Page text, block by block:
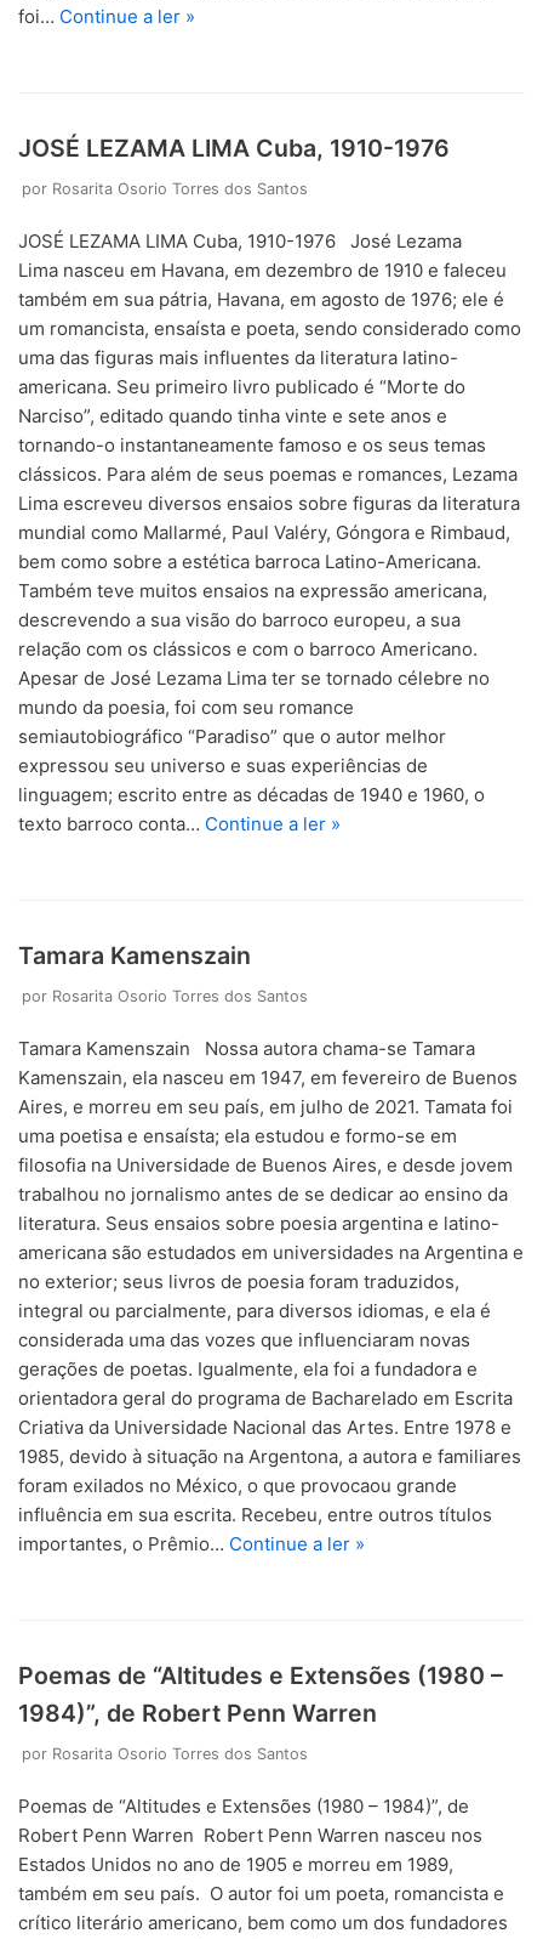
foi… Continue a ler »
JOSÉ LEZAMA LIMA Cuba, 1910-1976
por Rosarita Osorio Torres dos Santos
JOSÉ LEZAMA LIMA Cuba, 1910-1976 José Lezama
Lima nasceu em Havana, em dezembro de 1910 e faleceu
também em sua pátria, Havana, em agosto de 1976; ele é
um romancista, ensaísta e poeta, sendo considerado como
uma das figuras mais influentes da literatura latino-
americana. Seu primeiro livro publicado é “Morte do
Narciso”, editado quando tinha vinte e sete anos e
tornando-o instantaneamente famoso e os seus temas
clássicos. Para além de seus poemas e romances, Lezama
Lima escreveu diversos ensaios sobre figuras da literatura
mundial como Mallarmé, Paul Valéry, Góngora e Rimbaud,
bem como sobre a estética barroca Latino-Americana.
Também teve muitos ensaios na expressão americana,
descrevendo a sua visão do barroco europeu, a sua
relação com os clássicos e com o barroco Americano.
Apesar de José Lezama Lima ter se tornado célebre no
mundo da poesia, foi com seu romance
semiautobiográfico “Paradiso” que o autor melhor
expressou seu universo e suas experiências de
linguagem; escrito entre as décadas de 1940 e 1960, o
texto barroco conta… Continue a ler »
Tamara Kamenszain
por Rosarita Osorio Torres dos Santos
Tamara Kamenszain Nossa autora chama-se Tamara
Kamenszain, ela nasceu em 1947, em fevereiro de Buenos
Aires, e morreu em seu país, em julho de 2021. Tamata foi
uma poetisa e ensaísta; ela estudou e formo-se em
filosofia na Universidade de Buenos Aires, e desde jovem
trabalhou no jornalismo antes de se dedicar ao ensino da
literatura. Seus ensaios sobre poesia argentina e latino-
americana são estudados em universidades na Argentina e
no exterior; seus livros de poesia foram traduzidos,
integral ou parcialmente, para diversos idiomas, e ela é
considerada uma das vozes que influenciaram novas
gerações de poetas. Igualmente, ela foi a fundadora e
orientadora geral do programa de Bacharelado em Escrita
Criativa da Universidade Nacional das Artes. Entre 1978 e
1985, devido à situação na Argentona, a autora e familiares
foram exilados no México, o que provocaou grande
influência em sua escrita. Recebeu, entre outros títulos
importantes, o Prêmio… Continue a ler »
Poemas de “Altitudes e Extensões (1980 –
1984)”, de Robert Penn Warren
por Rosarita Osorio Torres dos Santos
Poemas de “Altitudes e Extensões (1980 – 1984)”, de
Robert Penn Warren Robert Penn Warren nasceu nos
Estados Unidos no ano de 1905 e morreu em 1989,
também em seu país. O autor foi um poeta, romancista e
crítico literário americano, bem como um dos fundadores